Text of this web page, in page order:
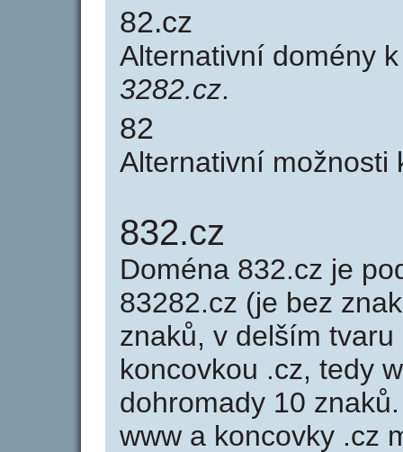
82.cz
Alternativní domény
3282.cz.
82
Alternativní možnosti
832.cz
Doména 832.cz je
83282.cz (je bez
znaků, v delším
koncovkou .cz, tedy
dohromady 10
www a koncovky .cz